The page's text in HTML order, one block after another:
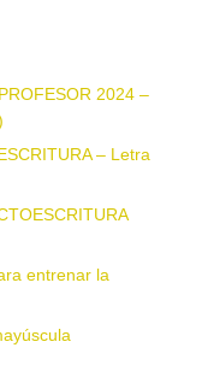
2024 –
– Letra
entrenar la